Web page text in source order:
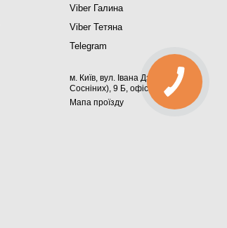
Viber Галина
Viber Тетяна
Telegram
м. Київ, вул. Івана Дзюби (Сім'ї
Сосніних), 9 Б, офіс 367
Мапа проїзду